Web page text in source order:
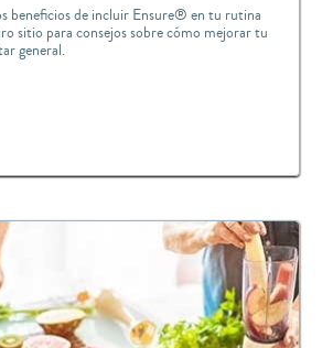
beneficios de incluir Ensure® en tu rutina
sitio para consejos sobre cómo mejorar tu
general.